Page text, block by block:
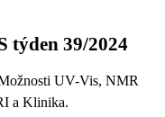
týden 39/2024
UV-Vis, NMR
a Klinika.